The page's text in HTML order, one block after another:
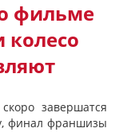
фильме
завершатся
финал франшизы